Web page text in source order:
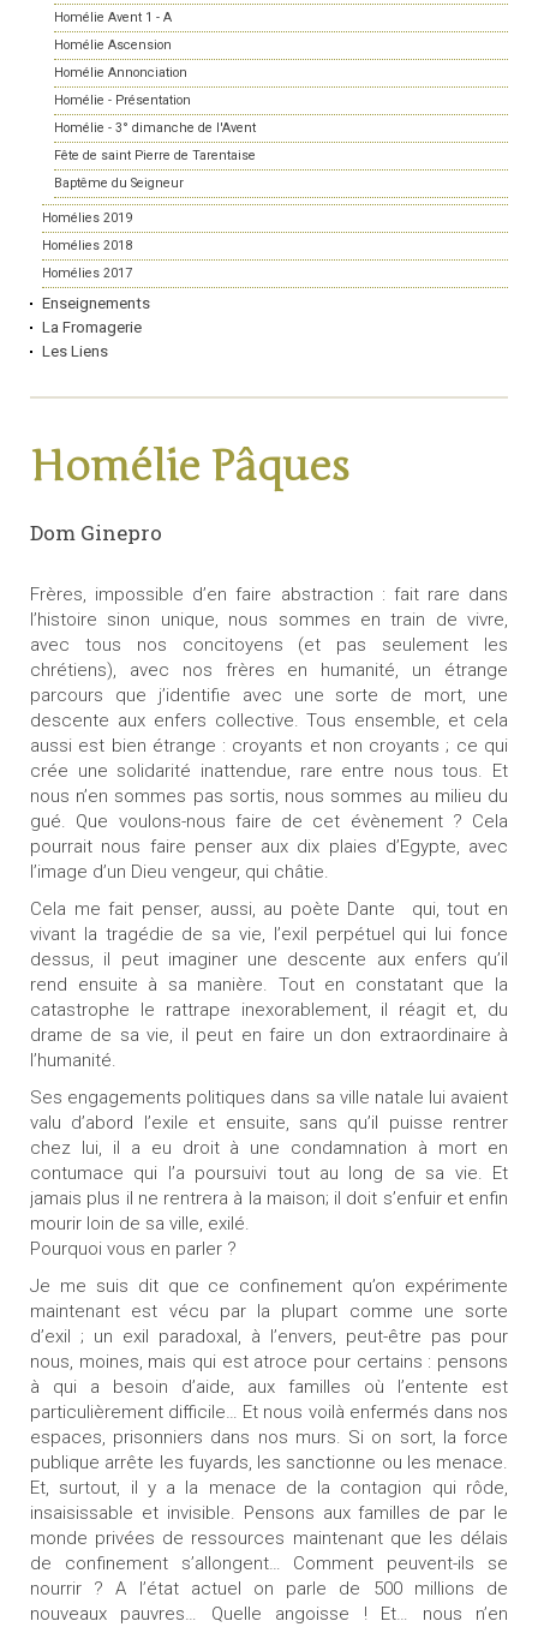
Homélie Avent 1 - A
Homélie Ascension
Homélie Annonciation
Homélie - Présentation
Homélie - 3° dimanche de l'Avent
Fête de saint Pierre de Tarentaise
Baptême du Seigneur
Homélies 2019
Homélies 2018
Homélies 2017
Enseignements
La Fromagerie
Les Liens
Homélie Pâques
Dom Ginepro
Frères, impossible d’en faire abstraction : fait rare dans
l’histoire sinon unique, nous sommes en train de vivre,
avec tous nos concitoyens (et pas seulement les
chrétiens), avec nos frères en humanité, un étrange
parcours que j’identifie avec une sorte de mort, une
descente aux enfers collective. Tous ensemble, et cela
aussi est bien étrange : croyants et non croyants ; ce qui
crée une solidarité inattendue, rare entre nous tous. Et
nous n’en sommes pas sortis, nous sommes au milieu du
gué. Que voulons-nous faire de cet évènement ? Cela
pourrait nous faire penser aux dix plaies d’Egypte, avec
l’image d’un Dieu vengeur, qui châtie.
Cela me fait penser, aussi, au poète Dante qui, tout en
vivant la tragédie de sa vie, l’exil perpétuel qui lui fonce
dessus, il peut imaginer une descente aux enfers qu’il
rend ensuite à sa manière. Tout en constatant que la
catastrophe le rattrape inexorablement, il réagit et, du
drame de sa vie, il peut en faire un don extraordinaire à
l’humanité.
Ses engagements politiques dans sa ville natale lui avaient
valu d’abord l’exile et ensuite, sans qu’il puisse rentrer
chez lui, il a eu droit à une condamnation à mort en
contumace qui l’a poursuivi tout au long de sa vie. Et
jamais plus il ne rentrera à la maison; il doit s’enfuir et enfin
mourir loin de sa ville, exilé.
Pourquoi vous en parler ?
Je me suis dit que ce confinement qu’on expérimente
maintenant est vécu par la plupart comme une sorte
d’exil ; un exil paradoxal, à l’envers, peut-être pas pour
nous, moines, mais qui est atroce pour certains : pensons
à qui a besoin d’aide, aux familles où l’entente est
particulièrement difficile… Et nous voilà enfermés dans nos
espaces, prisonniers dans nos murs. Si on sort, la force
publique arrête les fuyards, les sanctionne ou les menace.
Et, surtout, il y a la menace de la contagion qui rôde,
insaisissable et invisible. Pensons aux familles de par le
monde privées de ressources maintenant que les délais
de confinement s’allongent… Comment peuvent-ils se
nourrir ? A l’état actuel on parle de 500 millions de
nouveaux pauvres… Quelle angoisse ! Et… nous n’en